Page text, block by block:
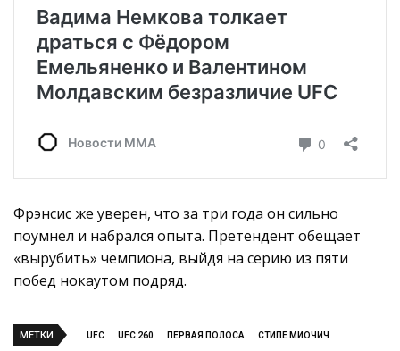
Фрэнсис же уверен, что за три года он сильно
поумнел и набрался опыта. Претендент обещает
«вырубить» чемпиона, выйдя на серию из пяти
побед нокаутом подряд.
МЕТКИ UFC UFC 260 ПЕРВАЯ ПОЛОСА СТИПЕ МИОЧИЧ